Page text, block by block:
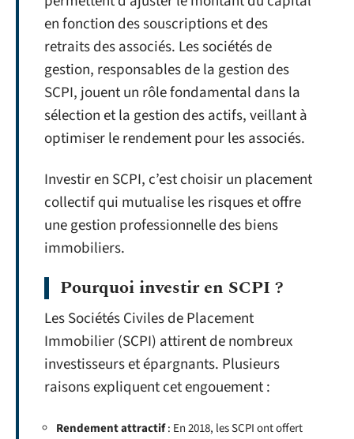
en fonction des souscriptions et des
retraits des associés. Les sociétés de
gestion, responsables de la gestion des
SCPI, jouent un rôle fondamental dans la
sélection et la gestion des actifs, veillant à
optimiser le rendement pour les associés.
Investir en SCPI, c’est choisir un placement
collectif qui mutualise les risques et offre
une gestion professionnelle des biens
immobiliers.
Pourquoi investir en SCPI ?
Les Sociétés Civiles de Placement
Immobilier (SCPI) attirent de nombreux
investisseurs et épargnants. Plusieurs
raisons expliquent cet engouement :
Rendement attractif: En 2018, les SCPI ont offert